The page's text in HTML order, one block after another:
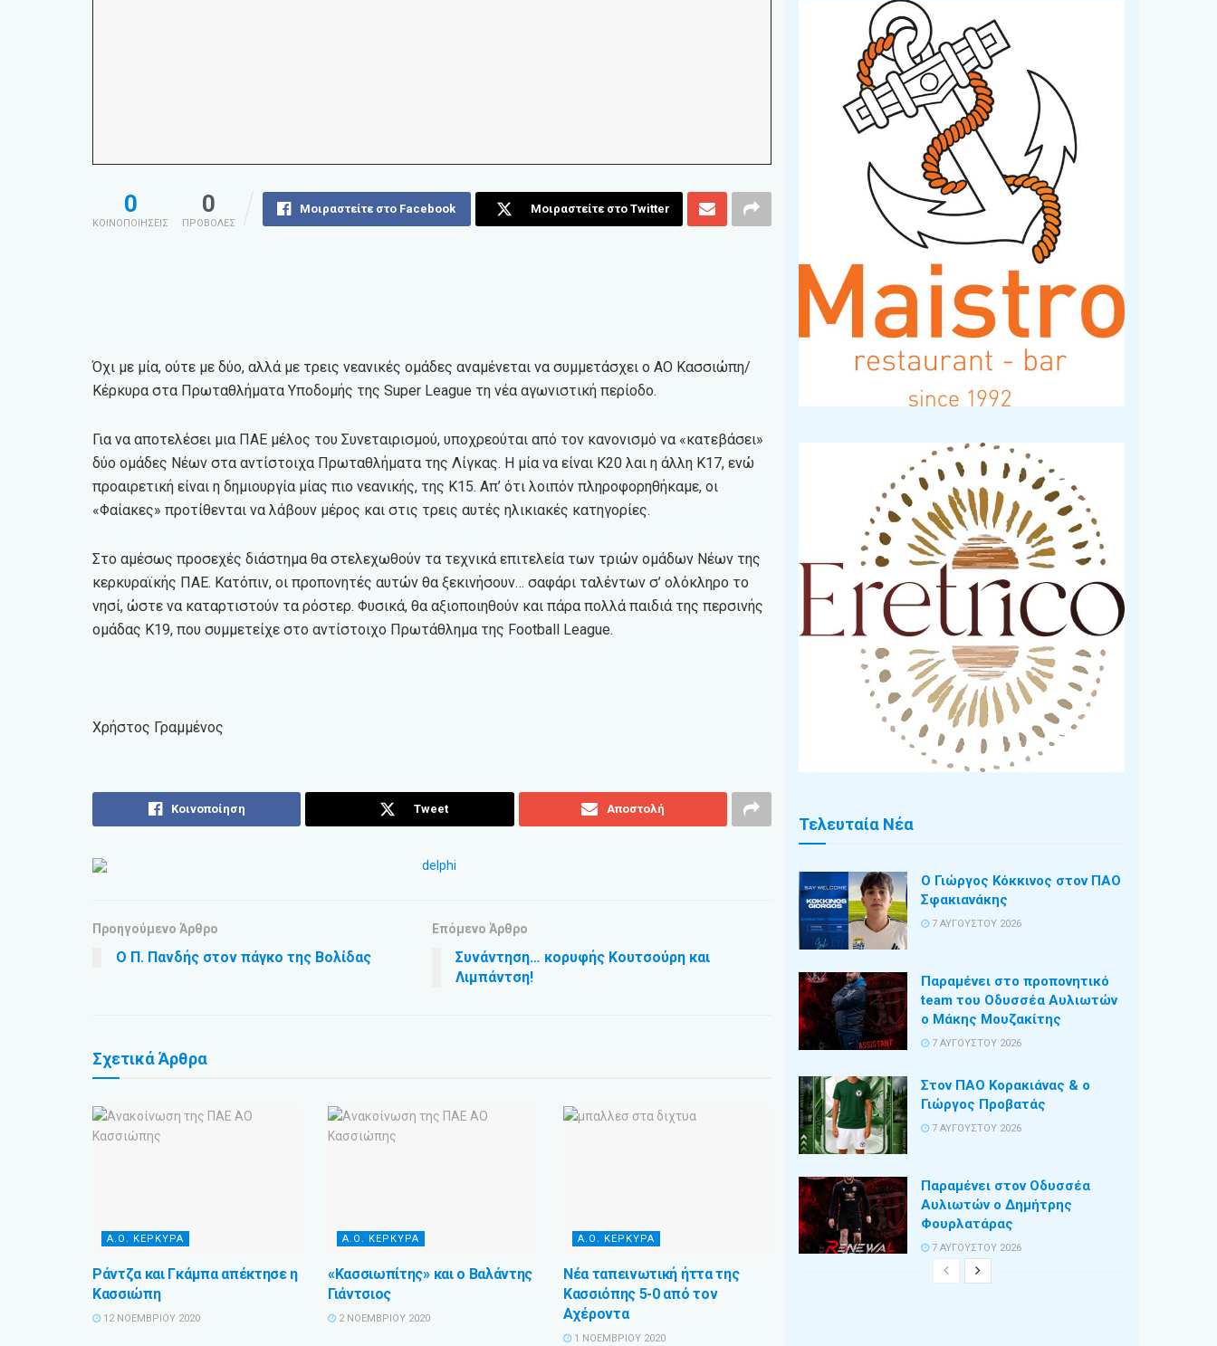
0
ΚΟΙΝΟΠΟΙΗΣΕΙΣ
0
ΠΡΟΒΟΛΕΣ
Μοιραστείτε στο Facebook Μοιραστείτε στο Twitter
Όχι με μία, ούτε με δύο, αλλά με τρεις νεανικές ομάδες αναμένεται να συμμετάσχει ο ΑΟ Κασσιώπη/
Κέρκυρα στα Πρωταθλήματα Υποδομής της Super League τη νέα αγωνιστική περίοδο.
Για να αποτελέσει μια ΠΑΕ μέλος του Συνεταιρισμού, υποχρεούται από τον κανονισμό να «κατεβάσει»
δύο ομάδες Νέων στα αντίστοιχα Πρωταθλήματα της Λίγκας. Η μία να είναι Κ20 λαι η άλλη Κ17, ενώ
προαιρετική είναι η δημιουργία μίας πιο νεανικής, της Κ15. Απ’ ότι λοιπόν πληροφορηθήκαμε, οι
«Φαίακες» προτίθενται να λάβουν μέρος και στις τρεις αυτές ηλικιακές κατηγορίες.
Στο αμέσως προσεχές διάστημα θα στελεχωθούν τα τεχνικά επιτελεία των τριών ομάδων Νέων της
κερκυραϊκής ΠΑΕ. Κατόπιν, οι προπονητές αυτών θα ξεκινήσουν… σαφάρι ταλέντων σ’ ολόκληρο το
νησί, ώστε να καταρτιστούν τα ρόστερ. Φυσικά, θα αξιοποιηθούν και πάρα πολλά παιδιά της περσινής
ομάδας Κ19, που συμμετείχε στο αντίστοιχο Πρωτάθλημα της Football League.
Χρήστος Γραμμένος
Κοινοποίηση Tweet Αποστολή
Προηγούμενο Άρθρο
Ο Π. Πανδής στον πάγκο της Βολίδας
Επόμενο Άρθρο
Συνάντηση… κορυφής Κουτσούρη και
Λιμπάντση!
ΣχετικάΆρθρα
Α.Ο. ΚΕΡΚΥΡΑ
Ράντζα και Γκάμπα απέκτησε η
Κασσιώπη
12 ΝΟΕΜΒΡΊΟΥ 2020
Α.Ο. ΚΕΡΚΥΡΑ
«Κασσιωπίτης» και ο Βαλάντης
Γιάντσιος
2 ΝΟΕΜΒΡΊΟΥ 2020
Α.Ο. ΚΕΡΚΥΡΑ
Νέα ταπεινωτική ήττα της
Κασσιόπης 5-0 από τον
Αχέροντα
1 ΝΟΕΜΒΡΊΟΥ 2020
Τελευταία Νέα
Ο Γιώργος Κόκκινος στον ΠΑΟ
Σφακιανάκης
7 ΑΥΓΟΎΣΤΟΥ 2026
Παραμένει στο προπονητικό
team του Οδυσσέα Αυλιωτών
ο Μάκης Μουζακίτης
7 ΑΥΓΟΎΣΤΟΥ 2026
Στον ΠΑΟ Κορακιάνας & ο
Γιώργος Προβατάς
7 ΑΥΓΟΎΣΤΟΥ 2026
Παραμένει στον Οδυσσέα
Αυλιωτών ο Δημήτρης
Φουρλατάρας
7 ΑΥΓΟΎΣΤΟΥ 2026